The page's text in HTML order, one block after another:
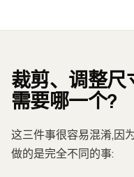
裁剪、调整
需要哪一个?
这三件事很容易混淆,因
做的是完全不同的事: